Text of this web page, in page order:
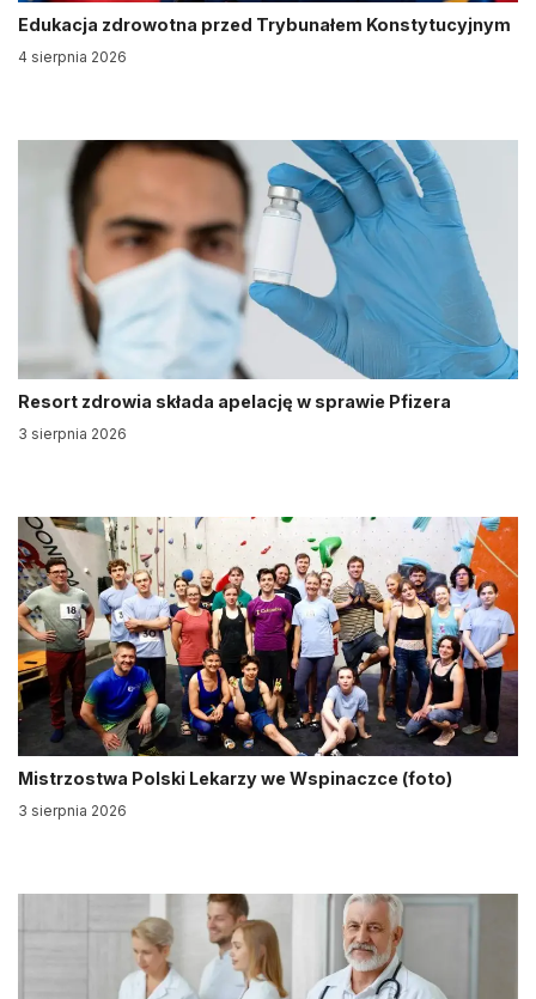
Edukacja zdrowotna przed Trybunałem Konstytucyjnym
4 sierpnia 2026
Resort zdrowia składa apelację w sprawie Pfizera
3 sierpnia 2026
Mistrzostwa Polski Lekarzy we Wspinaczce (foto)
3 sierpnia 2026